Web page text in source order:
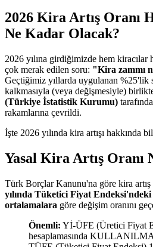
2026 Kira Artış Oranı
Ne Kadar Olacak?
2026 yılına girdiğimizde hem kiracılar
çok merak edilen soru: "Kira zammı
Geçtiğimiz yıllarda uygulanan %25'lik
kalkmasıyla (veya değişmesiyle)
(Türkiye İstatistik Kurumu)
rakamlarına çevrildi.
İşte 2026 yılında kira artışı hakkında
Yasal Kira Artış Oranı
Türk Borçlar Kanunu'na göre kira artış
yılında Tüketici Fiyat
ortalamalara göre değişim oranını
Önemli: Yİ-ÜFE (Üretici Fiyat
hesaplamasında